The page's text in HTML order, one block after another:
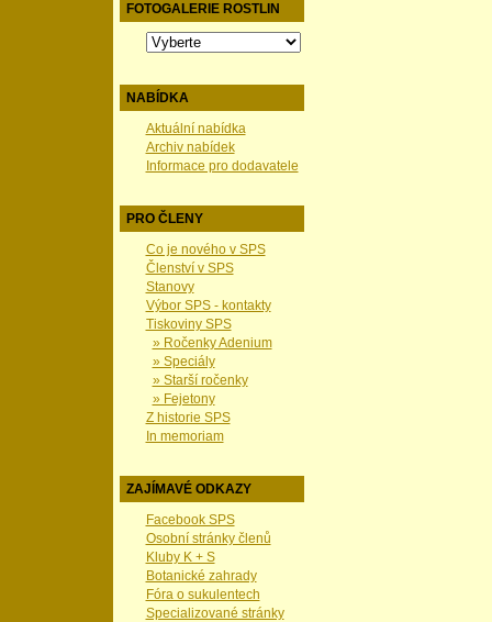
FOTOGALERIE ROSTLIN
NABÍDKA
Aktuální nabídka
Archiv nabídek
Informace pro dodavatele
PRO ČLENY
Co je nového v SPS
Členství v SPS
Stanovy
Výbor SPS - kontakty
Tiskoviny SPS
» Ročenky Adenium
» Speciály
» Starší ročenky
» Fejetony
Z historie SPS
In memoriam
ZAJÍMAVÉ ODKAZY
Facebook SPS
Osobní stránky členů
Kluby K + S
Botanické zahrady
Fóra o sukulentech
Specializované stránky